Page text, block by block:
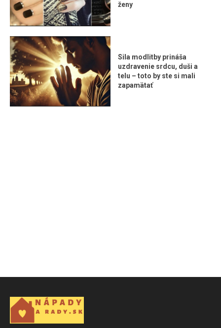
ženy
Sila modlitby prináša
uzdravenie srdcu, duši a
telu – toto by ste si mali
zapamätať